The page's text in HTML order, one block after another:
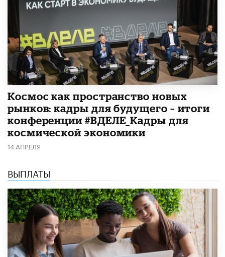
Космос как пространство новых
рынков: кадры для будущего – итоги
конференции #ВДЕЛЕ_Кадры для
космической экономики
14 АПРЕЛЯ
ВЫПЛАТЫ